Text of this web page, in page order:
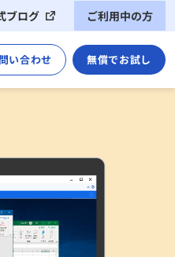
い合わせ 無償でお試し
ブログ ご利用中の方
者様（管理者様）
（アプリのユーザー様）